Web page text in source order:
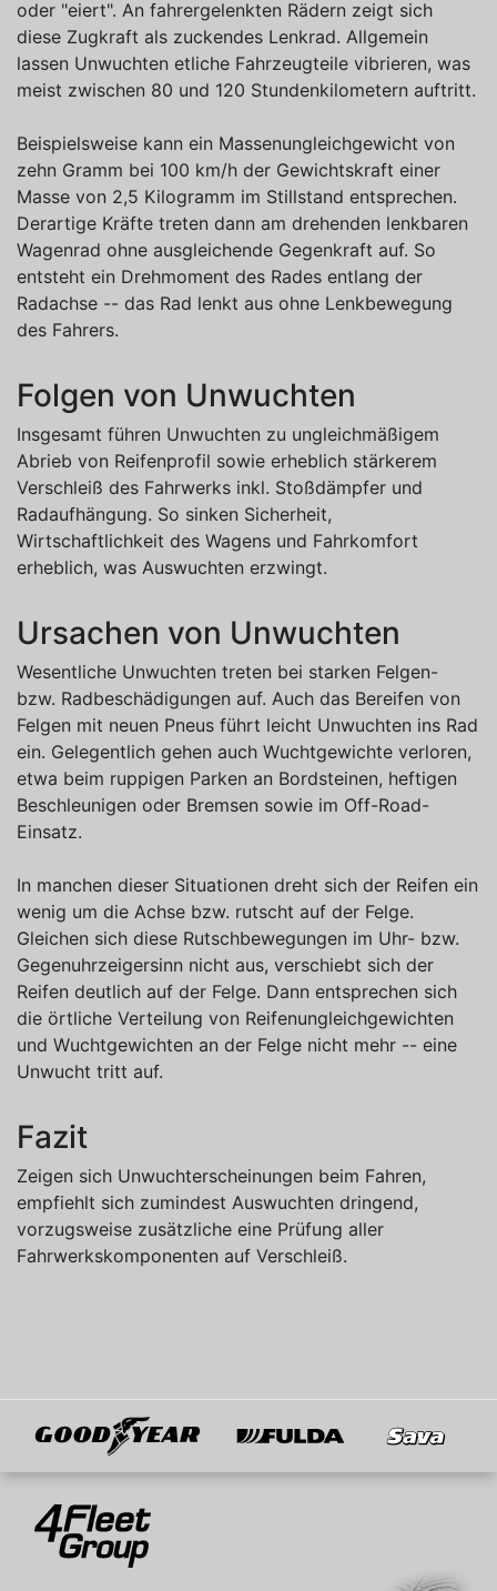
oder "eiert". An fahrergelenkten Rädern zeigt sich
diese Zugkraft als zuckendes Lenkrad. Allgemein
lassen Unwuchten etliche Fahrzeugteile vibrieren, was
meist zwischen 80 und 120 Stundenkilometern auftritt.
Beispielsweise kann ein Massenungleichgewicht von
zehn Gramm bei 100 km/h der Gewichtskraft einer
Masse von 2,5 Kilogramm im Stillstand entsprechen.
Derartige Kräfte treten dann am drehenden lenkbaren
Wagenrad ohne ausgleichende Gegenkraft auf. So
entsteht ein Drehmoment des Rades entlang der
Radachse -- das Rad lenkt aus ohne Lenkbewegung
des Fahrers.
Folgen von Unwuchten
Insgesamt führen Unwuchten zu ungleichmäßigem
Abrieb von Reifenprofil sowie erheblich stärkerem
Verschleiß des Fahrwerks inkl. Stoßdämpfer und
Radaufhängung. So sinken Sicherheit,
Wirtschaftlichkeit des Wagens und Fahrkomfort
erheblich, was Auswuchten erzwingt.
Ursachen von Unwuchten
Wesentliche Unwuchten treten bei starken Felgen-
bzw. Radbeschädigungen auf. Auch das Bereifen von
Felgen mit neuen Pneus führt leicht Unwuchten ins Rad
ein. Gelegentlich gehen auch Wuchtgewichte verloren,
etwa beim ruppigen Parken an Bordsteinen, heftigen
Beschleunigen oder Bremsen sowie im Off-Road-
Einsatz.
In manchen dieser Situationen dreht sich der Reifen ein
wenig um die Achse bzw. rutscht auf der Felge.
Gleichen sich diese Rutschbewegungen im Uhr- bzw.
Gegenuhrzeigersinn nicht aus, verschiebt sich der
Reifen deutlich auf der Felge. Dann entsprechen sich
die örtliche Verteilung von Reifenungleichgewichten
und Wuchtgewichten an der Felge nicht mehr -- eine
Unwucht tritt auf.
Fazit
Zeigen sich Unwuchterscheinungen beim Fahren,
empfiehlt sich zumindest Auswuchten dringend,
vorzugsweise zusätzliche eine Prüfung aller
Fahrwerkskomponenten auf Verschleiß.
Mitglied von
4Fleet Group